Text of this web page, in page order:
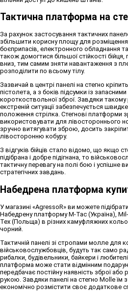
Тактична платформа на
За рахунок застосування тактичних
збільшити корисну площу для
боєприпасів, електронного обладнання
також домогтися більшої стійкості
вниз, тим самим зняти навантаження з
розподілити по всьому тілу.
Зазвичай в центрі панелі на стегно
пістолета, а з боків підсумки із
короткоствольної зброї. Завдяки
екстреній ситуації забезпечується
положення стрілка. Стегнові платформи
використовувати для лівостороннього
зручно витягувати зброю, досить
лівосторонню кобуру.
З відгуків бійців стало відомо, що якщо
підібрана і добре підігнана, то
тактичну перевагу на полі бою і успішне
стратегічних завдань.
Набедрена платформа
У магазині «AgressoR» ви можете
Набедрену платформу M-Tac (Україна),
Tex (Польща) в різних камуфляжних
чорний.
Тактичній панелі зі стропами молле для
військовослужбовців, будуть так само
рибалки, будівельники, байкери і
платформа може стати відмінним
передбачає постійну наявність зброї або
рукою. Завдяки панелі на стегно Molle їм
економічно розмістити своє додаткове